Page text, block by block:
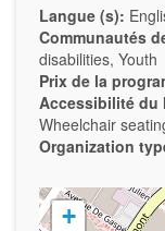
Langue (s):
Communautés
disabilities, Youth
Prix de la
Accessibilité du
Wheelchair
Organization
+